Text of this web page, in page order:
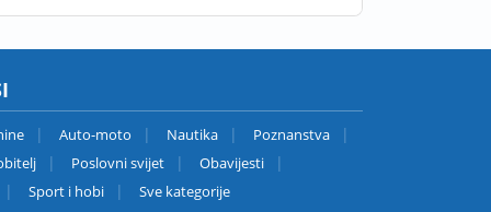
Auto-moto Nautika
Poznanstva
Poslovni svijet
Obavijesti
Sport i hobi Sve kategorije